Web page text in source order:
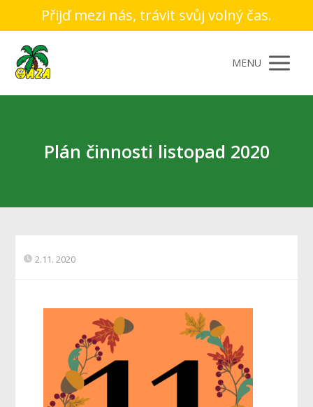
Přijď mezi nás, trávit svůj volný čas.
MENU
Plán činnosti listopad 2020
2.11. 2020